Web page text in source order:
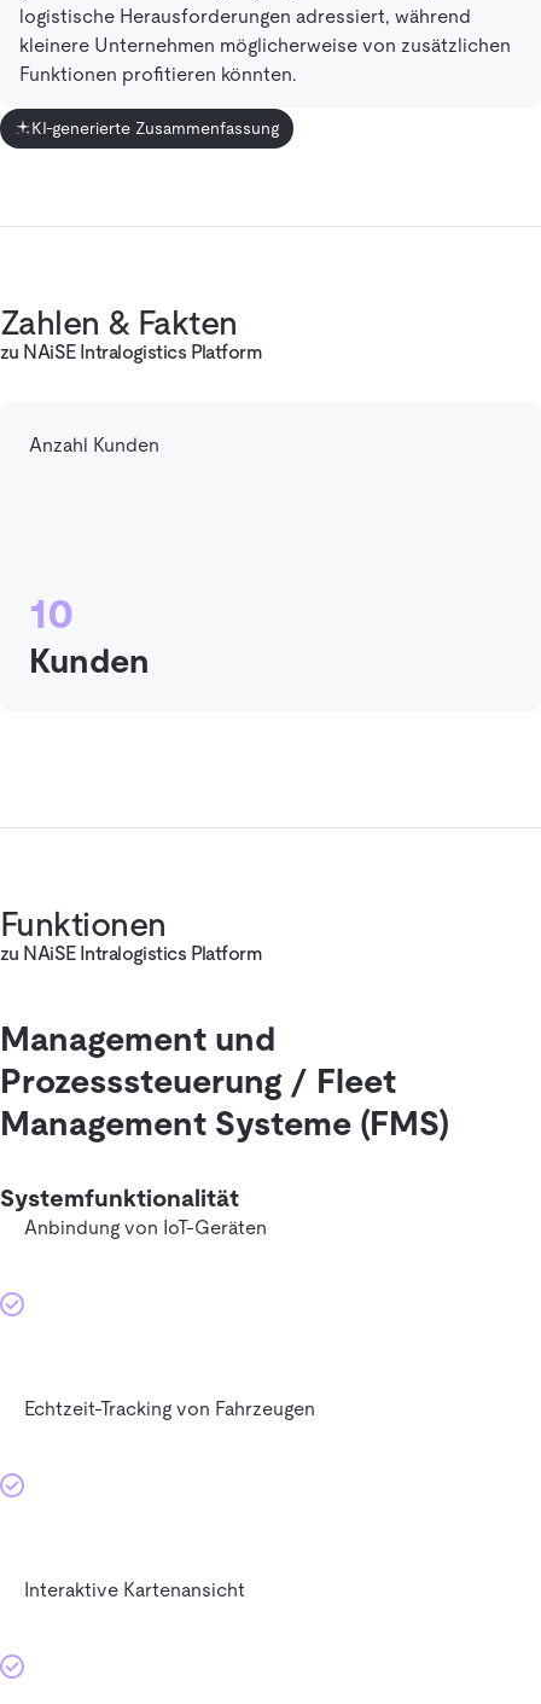
logistische Herausforderungen adressiert, während
kleinere Unternehmen möglicherweise von zusätzlichen
Funktionen profitieren könnten.
KI-generierte Zusammenfassung
Zahlen & Fakten
zu NAiSE Intralogistics Platform
Anzahl Kunden
10
Kunden
Funktionen
zu NAiSE Intralogistics Platform
Management und
Prozesssteuerung / Fleet
Management Systeme (FMS)
Systemfunktionalität
Anbindung von IoT-Geräten
Echtzeit-Tracking von Fahrzeugen
Interaktive Kartenansicht